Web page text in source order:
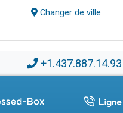
Changer de ville
+1.437.887.14.93